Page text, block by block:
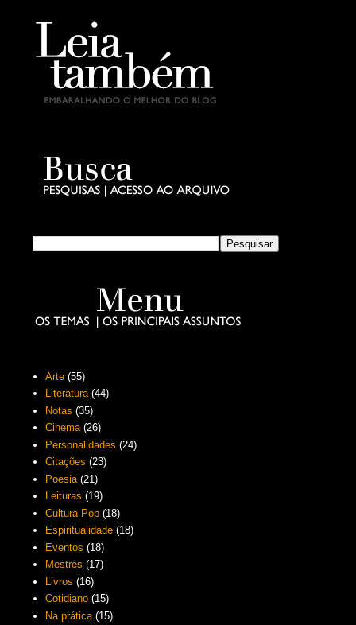
Arte (55)
Literatura (44)
Notas (35)
Cinema (26)
Personalidades (24)
Citações (23)
Poesia (21)
Leituras (19)
Cultura Pop (18)
Espiritualidade (18)
Eventos (18)
Mestres (17)
Livros (16)
Cotidiano (15)
Na prática (15)